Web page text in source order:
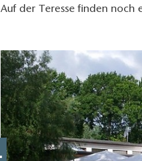
Auf der Teresse finden noch